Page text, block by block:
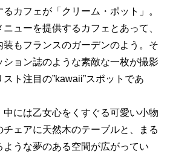
カフェが「クリーム・ポット」。
ューを提供するカフェとあって、
もフランスのガーデンのよう。そ
ション誌のような素敵な一枚が撮影
ト注目の”kawaii”スポットであ
中には乙女心をくすぐる可愛い小物
ェアに天然木のテーブルと、まる
うな夢のある空間が広がってい